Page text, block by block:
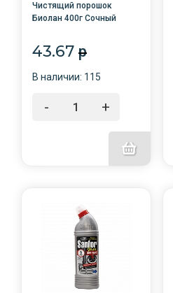
Чистящий порошок
Биолан 400г Сочный
43.67 p
В наличии: 115
- +